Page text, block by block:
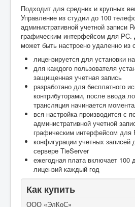
Подходит для средних и крупных
Управление из студии до 100
административной учетной записи
графическим интерфейсом для PC.
может быть настроено удаленно из
лицензируется для установки
для каждого пользователя
защищенная учетная запись
разработано для бесплатного
контрибуторами, после ввода
трансляция начинается
вся настройка производится с
административной учетной
графическим интерфейсом для
конфигурации учетных записей
сервере TieServer
ежегодная плата включает 100
лицензий каждый год
Как купить
ООО «ЭлКоС»